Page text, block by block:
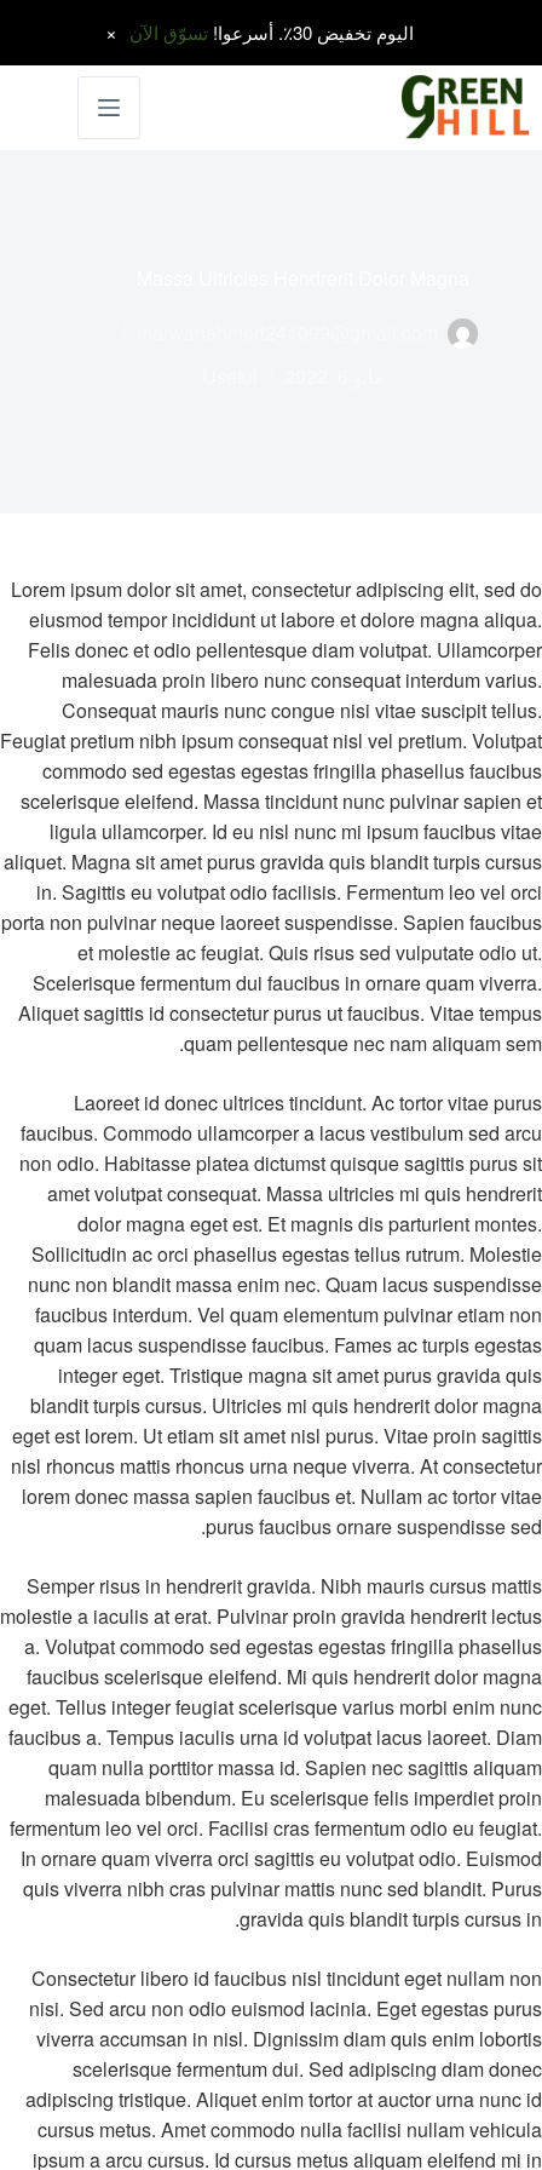
اليوم تخفيض 30٪. أسرعوا! تسوّق الآن
التجاوز
إلى
المحتوى
Lorem ipsum dolor sit amet, consectetur adipiscing elit, sed do
eiusmod tempor incididunt ut labore et dolore magna aliqua.
Felis donec et odio pellentesque diam volutpat. Ullamcorper
malesuada proin libero nunc consequat interdum varius.
Consequat mauris nunc congue nisi vitae suscipit tellus.
Feugiat pretium nibh ipsum consequat nisl vel pretium. Volutpat
commodo sed egestas egestas fringilla phasellus faucibus
scelerisque eleifend. Massa tincidunt nunc pulvinar sapien et
ligula ullamcorper. Id eu nisl nunc mi ipsum faucibus vitae
aliquet. Magna sit amet purus gravida quis blandit turpis cursus
in. Sagittis eu volutpat odio facilisis. Fermentum leo vel orci
porta non pulvinar neque laoreet suspendisse. Sapien faucibus
et molestie ac feugiat. Quis risus sed vulputate odio ut.
Scelerisque fermentum dui faucibus in ornare quam viverra.
Aliquet sagittis id consectetur purus ut faucibus. Vitae tempus
quam pellentesque nec nam aliquam sem.
Laoreet id donec ultrices tincidunt. Ac tortor vitae purus
faucibus. Commodo ullamcorper a lacus vestibulum sed arcu
non odio. Habitasse platea dictumst quisque sagittis purus sit
amet volutpat consequat. Massa ultricies mi quis hendrerit
dolor magna eget est. Et magnis dis parturient montes.
Sollicitudin ac orci phasellus egestas tellus rutrum. Molestie
nunc non blandit massa enim nec. Quam lacus suspendisse
faucibus interdum. Vel quam elementum pulvinar etiam non
quam lacus suspendisse faucibus. Fames ac turpis egestas
integer eget. Tristique magna sit amet purus gravida quis
blandit turpis cursus. Ultricies mi quis hendrerit dolor magna
eget est lorem. Ut etiam sit amet nisl purus. Vitae proin sagittis
nisl rhoncus mattis rhoncus urna neque viverra. At consectetur
lorem donec massa sapien faucibus et. Nullam ac tortor vitae
purus faucibus ornare suspendisse sed.
Semper risus in hendrerit gravida. Nibh mauris cursus mattis
molestie a iaculis at erat. Pulvinar proin gravida hendrerit lectus
a. Volutpat commodo sed egestas egestas fringilla phasellus
faucibus scelerisque eleifend. Mi quis hendrerit dolor magna
eget. Tellus integer feugiat scelerisque varius morbi enim nunc
faucibus a. Tempus iaculis urna id volutpat lacus laoreet. Diam
quam nulla porttitor massa id. Sapien nec sagittis aliquam
malesuada bibendum. Eu scelerisque felis imperdiet proin
fermentum leo vel orci. Facilisi cras fermentum odio eu feugiat.
In ornare quam viverra orci sagittis eu volutpat odio. Euismod
quis viverra nibh cras pulvinar mattis nunc sed blandit. Purus
gravida quis blandit turpis cursus in.
Consectetur libero id faucibus nisl tincidunt eget nullam non
nisi. Sed arcu non odio euismod lacinia. Eget egestas purus
viverra accumsan in nisl. Dignissim diam quis enim lobortis
scelerisque fermentum dui. Sed adipiscing diam donec
adipiscing tristique. Aliquet enim tortor at auctor urna nunc id
cursus metus. Amet commodo nulla facilisi nullam vehicula
ipsum a arcu cursus. Id cursus metus aliquam eleifend mi in